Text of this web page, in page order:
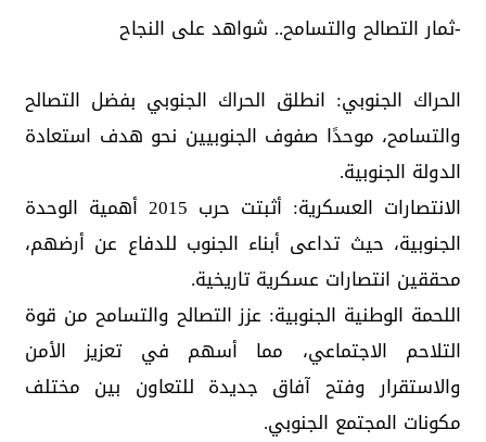
-ثمار التصالح والتسامح.. شواهد على النجاح
الحراك الجنوبي: انطلق الحراك الجنوبي بفضل التصالح
والتسامح، موحدًا صفوف الجنوبيين نحو هدف استعادة
الدولة الجنوبية.
الانتصارات العسكرية: أثبتت حرب 2015 أهمية الوحدة
الجنوبية، حيث تداعى أبناء الجنوب للدفاع عن أرضهم،
محققين انتصارات عسكرية تاريخية.
اللحمة الوطنية الجنوبية: عزز التصالح والتسامح من قوة
التلاحم الاجتماعي، مما أسهم في تعزيز الأمن
والاستقرار وفتح آفاق جديدة للتعاون بين مختلف
مكونات المجتمع الجنوبي.